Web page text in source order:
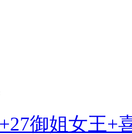
+27御姐女王